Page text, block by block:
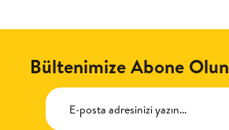
Bültenimize Abone Olun